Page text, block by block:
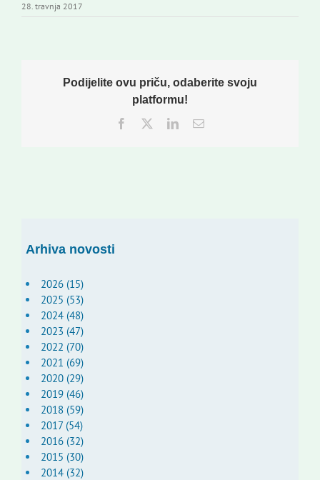
28. travnja 2017
Podijelite ovu priču, odaberite svoju
platformu!
Facebook
TwitterLinkedInEmail:
Arhiva novosti
2026 (15)
2025 (53)
2024 (48)
2023 (47)
2022 (70)
2021 (69)
2020 (29)
2019 (46)
2018 (59)
2017 (54)
2016 (32)
2015 (30)
2014 (32)